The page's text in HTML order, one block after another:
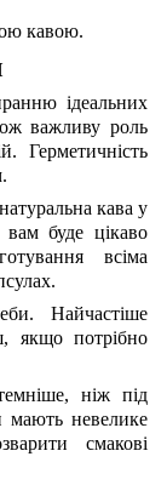
кавою.
ідеальних
важливу роль
Герметичність
кава у
буде цікаво
всіма
Найчастіше
якщо потрібно
ніж під
мають невелике
смакові